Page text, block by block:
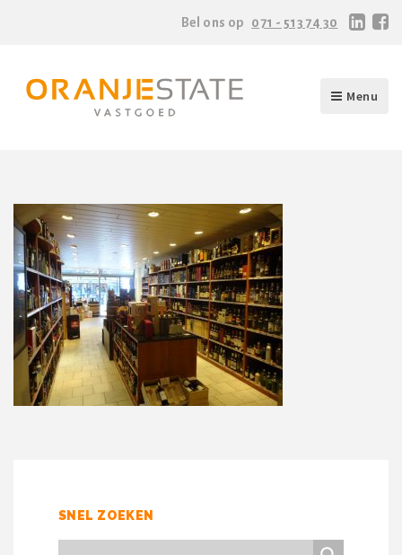
Bel ons op 071 - 513 74 30
Menu
SNEL ZOEKEN